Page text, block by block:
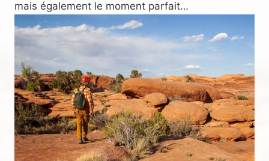
mais également le moment parfait…